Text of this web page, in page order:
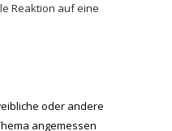
Reaktion auf eine
oder andere
angemessen